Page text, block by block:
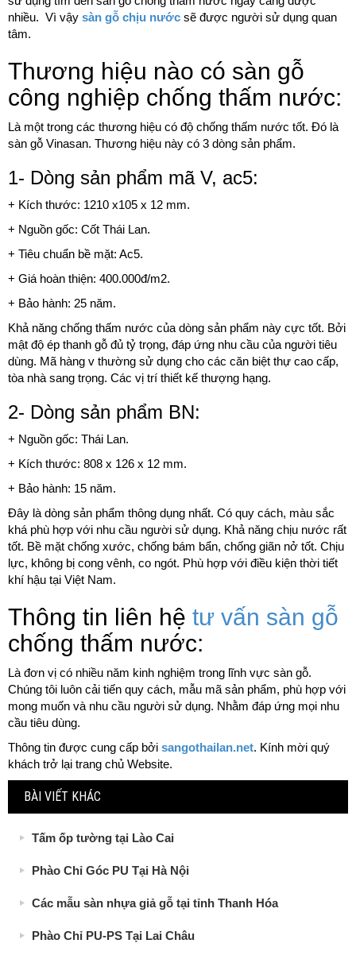
nhiều. Vì vậy sàn gỗ chịu nước sẽ được người sử dụng quan
tâm.
Thương hiệu nào có sàn gỗ
công nghiệp chống thấm nước:
Là một trong các thương hiệu có độ chống thấm nước tốt. Đó là
sàn gỗ Vinasan. Thương hiệu này có 3 dòng sản phẩm.
1- Dòng sản phẩm mã V, ac5:
+ Kích thước: 1210 x105 x 12 mm.
+ Nguồn gốc: Cốt Thái Lan.
+ Tiêu chuẩn bề mặt: Ac5.
+ Giá hoàn thiện: 400.000đ/m2.
+ Bảo hành: 25 năm.
Khả năng chống thấm nước của dòng sản phẩm này cực tốt. Bởi
mật độ ép thanh gỗ đủ tỷ trọng, đáp ứng nhu cầu của người tiêu
dùng. Mã hàng v thường sử dụng cho các căn biệt thự cao cấp,
tòa nhà sang trọng. Các vị trí thiết kế thượng hạng.
2- Dòng sản phẩm BN:
+ Nguồn gốc: Thái Lan.
+ Kích thước: 808 x 126 x 12 mm.
+ Bảo hành: 15 năm.
Đây là dòng sản phẩm thông dụng nhất. Có quy cách, màu sắc
khá phù hợp với nhu cầu người sử dụng. Khả năng chịu nước rất
tốt. Bề mặt chống xước, chống bám bẩn, chống giãn nở tốt. Chịu
lực, không bị cong vênh, co ngót. Phù hợp với điều kiện thời tiết
khí hậu tại Việt Nam.
Thông tin liên hệ tư vấn sàn gỗ
chống thấm nước:
Là đơn vị có nhiều năm kinh nghiệm trong lĩnh vực sàn gỗ.
Chúng tôi luôn cải tiến quy cách, mẫu mã sản phẩm, phù hợp với
mong muốn và nhu cầu người sử dụng. Nhằm đáp ứng mọi nhu
cầu tiêu dùng.
Thông tin được cung cấp bởi sangothailan.net. Kính mời quý
khách trở lại trang chủ Website.
BÀI VIẾT KHÁC
Tấm ốp tường tại Lào Cai
Phào Chỉ Góc PU Tại Hà Nội
Các mẫu sàn nhựa giả gỗ tại tỉnh Thanh Hóa
Phào Chỉ PU-PS Tại Lai Châu